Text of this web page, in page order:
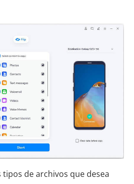
tipos de archivos que desea